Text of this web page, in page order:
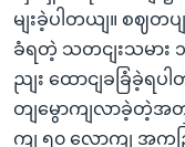
မျးခဲ့ပါတယျ။ စဈတပ
ခံရတဲ့ သတငျးသမား
ညျး ထောငျခခြံခဲ့ရ
တျမွောကျလာခဲ့တဲ့အ
ကျ ၅၀ လောကျ အက